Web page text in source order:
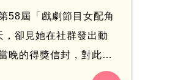
58屆「戲劇節目女配角
卻見她在社群發出動
晚的得獎信封，對此，
25）日做出回應，並澄